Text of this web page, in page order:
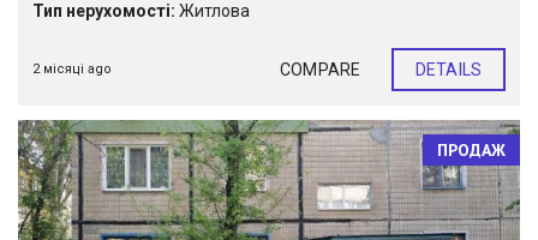
Тип нерухомості: Житлова
2 місяці ago COMPARE DETAILS
ПРОДАЖ